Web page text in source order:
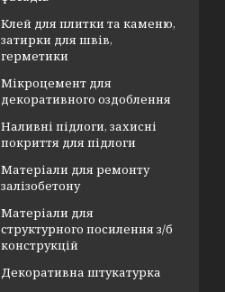
Клей для плитки та каменю,
затирки для швів,
герметики
Мікроцемент для
декоративного оздоблення
Наливні підлоги, захисні
покриття для підлоги
Матеріали для ремонту
залізобетону
Матеріали для
структурного посилення з/б
конструкцій
Декоративна штукатурка